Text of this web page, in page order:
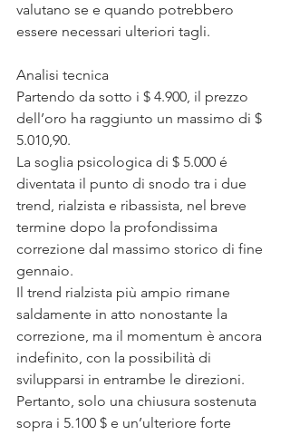
valutano se e quando potrebbero
essere necessari ulteriori tagli.
Analisi tecnica
Partendo da sotto i $ 4.900, il prezzo
dell’oro ha raggiunto un massimo di $
5.010,90.
La soglia psicologica di $ 5.000 é
diventata il punto di snodo tra i due
trend, rialzista e ribassista, nel breve
termine dopo la profondissima
correzione dal massimo storico di fine
gennaio.
Il trend rialzista più ampio rimane
saldamente in atto nonostante la
correzione, ma il momentum è ancora
indefinito, con la possibilità di
svilupparsi in entrambe le direzioni.
Pertanto, solo una chiusura sostenuta
sopra i 5.100 $ e un’ulteriore forte